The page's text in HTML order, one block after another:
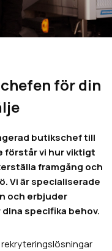
för din
butikschef till
förstår vi hur viktigt
framgång och
Vi är specialiserade
och erbjuder
specifika behov.